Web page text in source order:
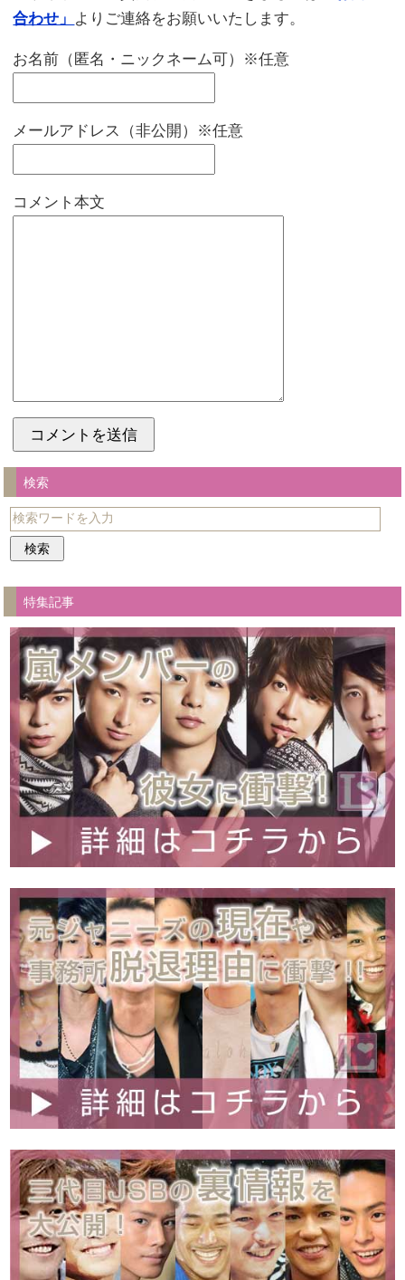
合わせ」 よりご連絡をお願いいたします。
お名前（匿名・ニックネーム可）※任意
メールアドレス（非公開）※任意
コメント本文
検索
特集記事